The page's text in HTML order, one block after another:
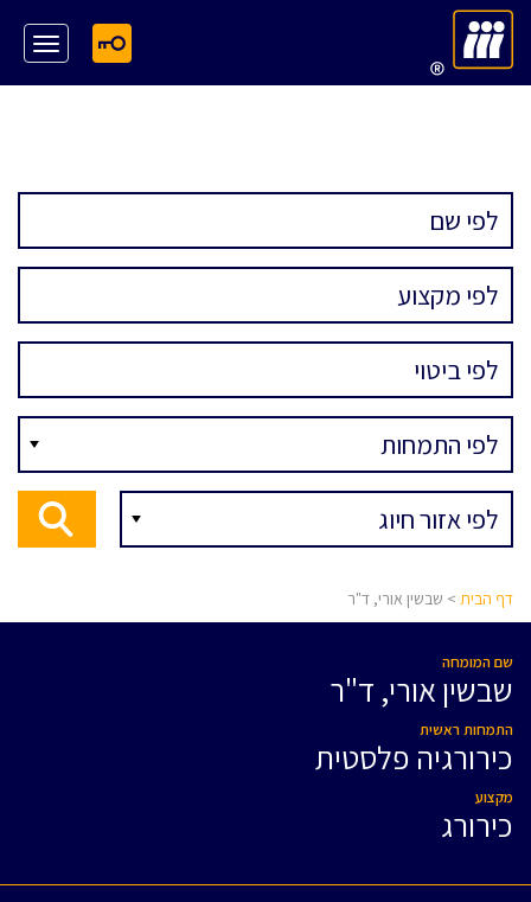
דף הבית > שבשין אורי, ד"ר
שם המומחה
שבשין אורי, ד"ר
התמחות ראשית
כירורגיה פלסטית
מקצוע
כירורג